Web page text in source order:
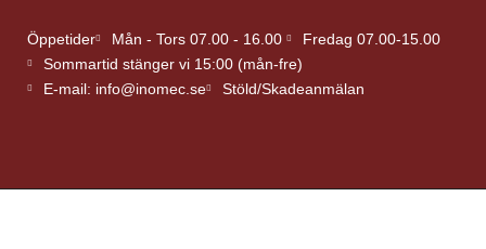
Öppetider Mån - Tors 07.00 - 16.00
Fredag 07.00-15.00
Sommartid stänger vi 15:00 (mån-fre)
E-mail: info@inomec.se
Stöld/Skadeanmälan